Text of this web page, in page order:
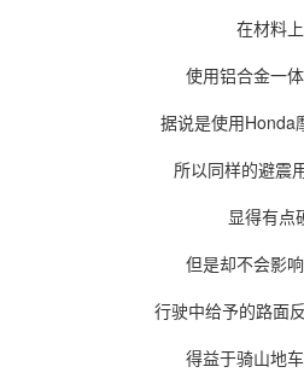
在材料上
使用铝合金一
据说是使用Honda
所以同样的避震
显得有点
但是却不会影
行驶中给予的路面
得益于骑山地